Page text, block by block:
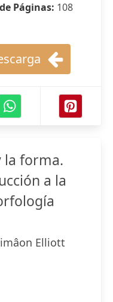
Páginas: 108
la forma.
a la
Elliott